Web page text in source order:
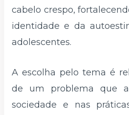
cabelo crespo,
identidade e da
adolescentes.
A escolha pelo tema é
de um problema que
sociedade e nas